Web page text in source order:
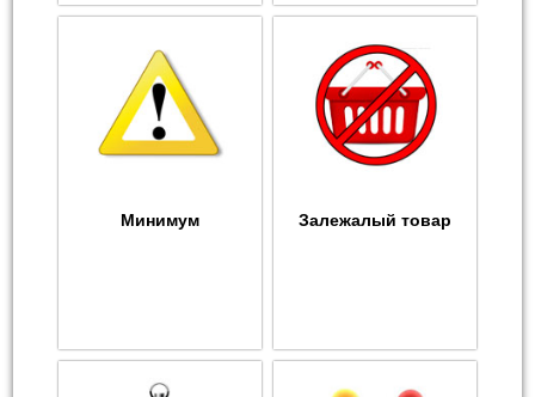
Минимум Залежалый товар